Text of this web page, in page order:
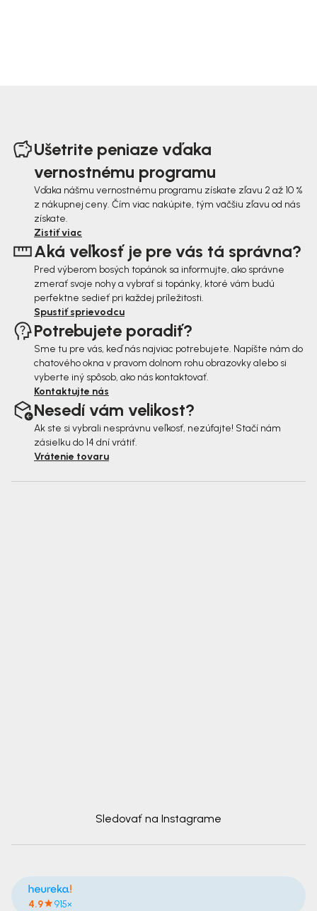
Ušetrite peniaze vďaka
vernostnému programu
Vďaka nášmu vernostnému programu získate zľavu 2 až 10 %
z nákupnej ceny. Čím viac nakúpite, tým väčšiu zľavu od nás
získate.
Zistiť viac
Aká veľkosť je pre vás tá správna?
Pred výberom bosých topánok sa informujte, ako správne
zmerať svoje nohy a vybrať si topánky, ktoré vám budú
perfektne sedieť pri každej príležitosti.
Spustiť sprievodcu
Potrebujete poradiť?
Sme tu pre vás, keď nás najviac potrebujete. Napíšte nám do
chatového okna v pravom dolnom rohu obrazovky alebo si
vyberte iný spôsob, ako nás kontaktovať.
Kontaktujte nás
Nesedí vám velikost?
Ak ste si vybrali nesprávnu veľkosť, nezúfajte! Stačí nám
zásielku do 14 dní vrátiť.
Vrátenie tovaru
Sledovať na Instagrame
4.9 915×